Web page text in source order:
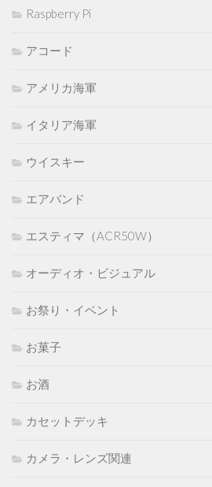
Raspberry Pi
アコード
アメリカ海軍
イタリア海軍
ウイスキー
エアバンド
エスティマ（ACR50W）
オーディオ・ビジュアル
お祭り・イベント
お菓子
お酒
カセットデッキ
カメラ・レンズ関連